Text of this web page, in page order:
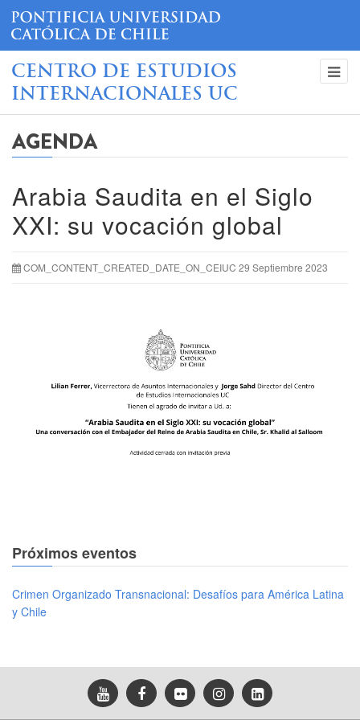
CENTRO DE ESTUDIOS
INTERNACIONALES UC
AGENDA
Arabia Saudita en el Siglo
XXI: su vocación global
COM_CONTENT_CREATED_DATE_ON_CEIUC 29 Septiembre 2023
Próximos eventos
Crimen Organizado Transnacional: Desafíos para América Latina
y Chile